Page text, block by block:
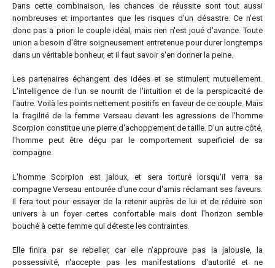
Dans cette combinaison, les chances de réussite sont tout aussi
nombreuses et importantes que les risques d'un désastre. Ce n'est
donc pas a priori le couple idéal, mais rien n'est joué d'avance. Toute
union a besoin d'être soigneusement entretenue pour durer longtemps
dans un véritable bonheur, et il faut savoir s'en donner la peine.
Les partenaires échangent des idées et se stimulent mutuellement.
L'intelligence de l'un se nourrit de l'intuition et de la perspicacité de
l'autre. Voilà les points nettement positifs en faveur de ce couple. Mais
la fragilité de la femme Verseau devant les agressions de l'homme
Scorpion constitue une pierre d'achoppement de taille. D'un autre côté,
l'homme peut être déçu par le comportement superficiel de sa
compagne.
L'homme Scorpion est jaloux, et sera torturé lorsqu'il verra sa
compagne Verseau entourée d'une cour d'amis réclamant ses faveurs.
Il fera tout pour essayer de la retenir auprès de lui et de réduire son
univers à un foyer certes confortable mais dont l'horizon semble
bouché à cette femme qui déteste les contraintes.
Elle finira par se rebeller, car elle n'approuve pas la jalousie, la
possessivité, n'accepte pas les manifestations d'autorité et ne